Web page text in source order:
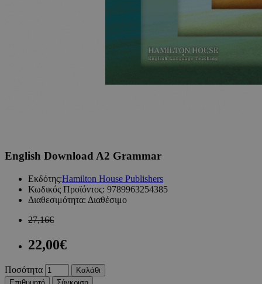
English Download A2 Grammar
Εκδότης:Hamilton House Publishers
Κωδικός Προϊόντος: 9789963254385
Διαθεσιμότητα: Διαθέσιμο
27,16€
22,00€
Ποσότητα
Καλάθι